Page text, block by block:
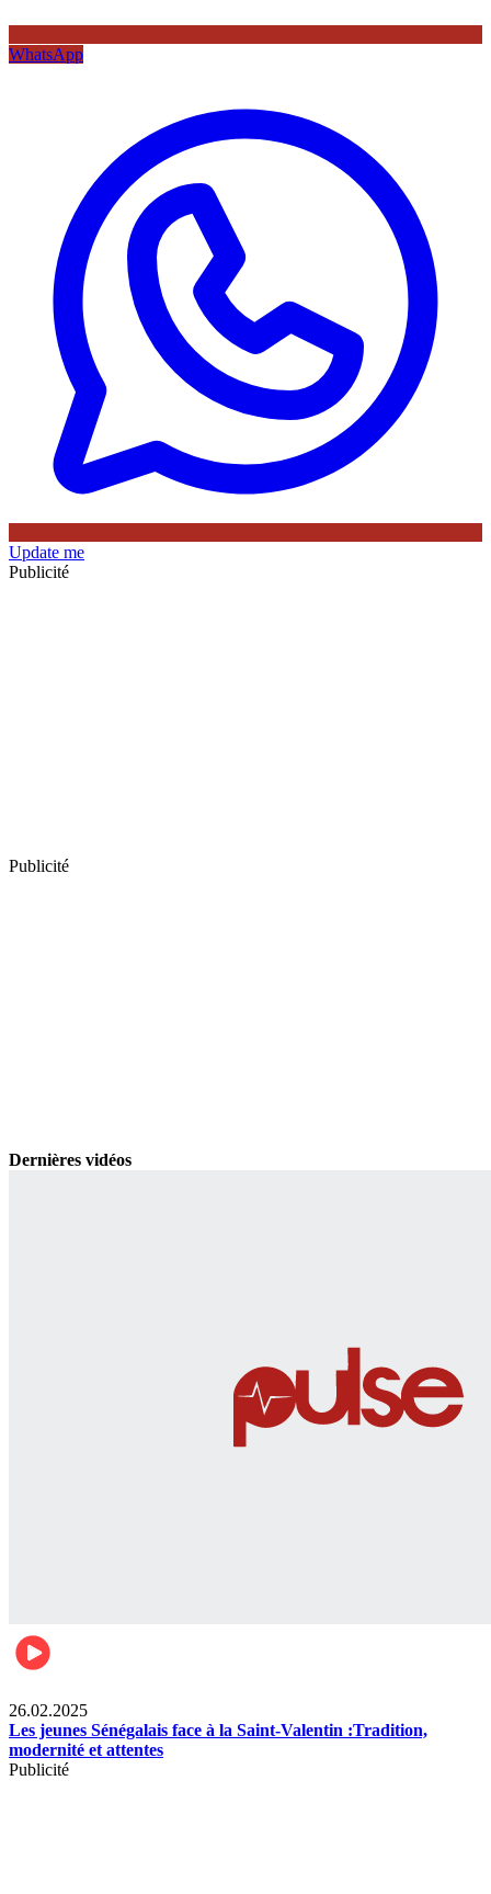
WhatsApp
Update me
Publicité
Publicité
Dernières vidéos
26.02.2025
Les jeunes Sénégalais face à la Saint-Valentin :Tradition,
modernité et attentes
Publicité